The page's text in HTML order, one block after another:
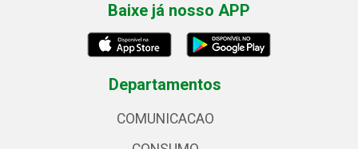
Baixe já nosso APP
Departamentos
COMUNICACAO